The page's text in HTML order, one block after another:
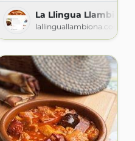
La Llingua Llambiona
lallinguallambiona.com